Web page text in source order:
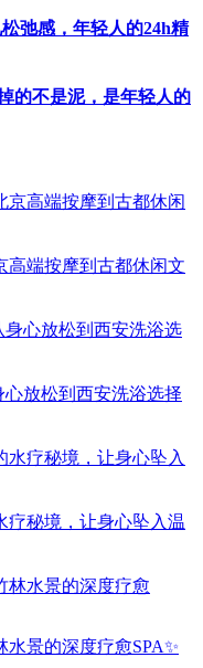
弛感，年轻人的24h精
的不是泥，是年轻人的
高端按摩到古都休闲文
放松到西安洗浴选择
疗秘境，让身心坠入温
景的深度疗愈SPA✨